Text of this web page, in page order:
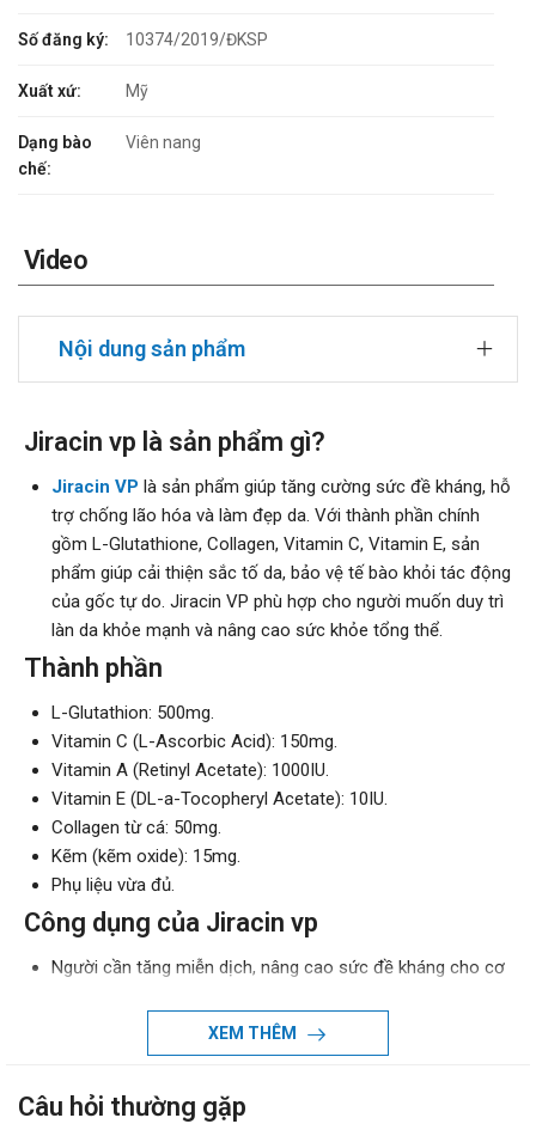
Số đăng ký: 10374/2019/ĐKSP
Xuất xứ: Mỹ
Dạng bào
chế:
Viên nang
Video
Nội dung sản phẩm
Jiracin vp là sản phẩm gì?
Jiracin VP là sản phẩm giúp tăng cường sức đề kháng, hỗ
trợ chống lão hóa và làm đẹp da. Với thành phần chính
gồm L-Glutathione, Collagen, Vitamin C, Vitamin E, sản
phẩm giúp cải thiện sắc tố da, bảo vệ tế bào khỏi tác động
của gốc tự do. Jiracin VP phù hợp cho người muốn duy trì
làn da khỏe mạnh và nâng cao sức khỏe tổng thể.
Thành phần
L-Glutathion: 500mg.
Vitamin C (L-Ascorbic Acid): 150mg.
Vitamin A (Retinyl Acetate): 1000IU.
Vitamin E (DL-a-Tocopheryl Acetate): 10IU.
Collagen từ cá: 50mg.
Kẽm (kẽm oxide): 15mg.
Phụ liệu vừa đủ.
Công dụng của Jiracin vp
Người cần tăng miễn dịch, nâng cao sức đề kháng cho cơ
Những người mà muốn chăm sóc da, làm đẹp da, nâng
cơ thể.
XEM THÊM
Câu hỏi thường gặp